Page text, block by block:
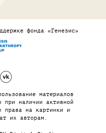
фонда «Генезис»
материалов
при наличии активной
права на картинки и
их авторам.